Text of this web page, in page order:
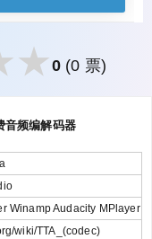
0 (0 票)
音频编解码器
Winamp Audacity MPlayer
wiki/TTA_(codec)